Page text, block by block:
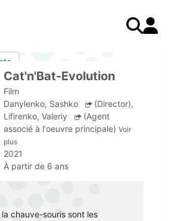
la première fois
Cat'n'Bat-Evolution
Film
Danylenko, Sashko
(Director),
Lifirenko, Valeriy
(Agent
associé à l'oeuvre principale) Voir
plus
2021
À partir de 6 ans
chauve-souris sont les